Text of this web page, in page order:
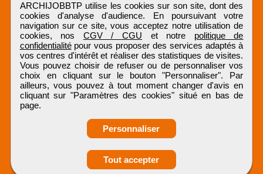
Obtenir ses
coordonnées
ARCHIJOBBTP utilise les cookies sur son site, dont des
cookies d'analyse d'audience. En poursuivant votre
navigation sur ce site, vous acceptez notre utilisation de
cookies, nos CGV / CGU et notre politique de
confidentialitépour vous proposer des services adaptés à
vos centres d'intérêt et réaliser des statistiques de visites.
Vous pouvez choisir de refuser ou de personnaliser vos
choix en cliquant sur le bouton "Personnaliser". Par
ailleurs, vous pouvez à tout moment changer d'avis en
cliquant sur "Paramètres des cookies" situé en bas de
page.
Personnaliser
Tout accepter
ARCHIJOBBTP